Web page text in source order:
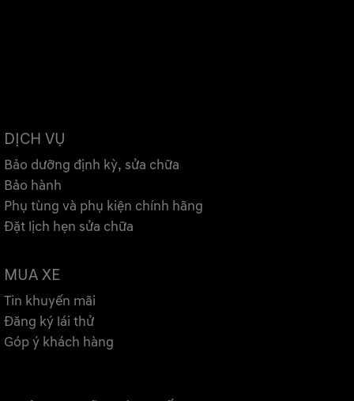
DỊCH VỤ
Bảo dưỡng định kỳ, sửa chữa
Bảo hành
Phụ tùng và phụ kiện chính hãng
Đặt lịch hẹn sửa chữa
MUA XE
Tin khuyến mãi
Đăng ký lái thử
Góp ý khách hàng